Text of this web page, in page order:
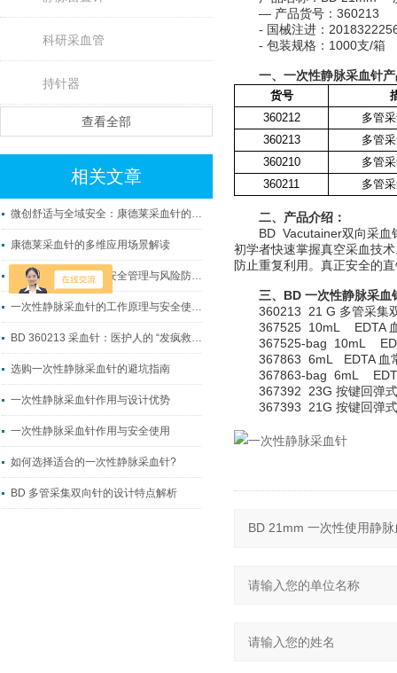
科研采血管
持针器
查看全部
相关文章
微创舒适与全域安全：康德莱采血针的核心产品优势
康德莱采血针的多维应用场景解读
一次性静脉采血针的安全管理与风险防范策略
一次性静脉采血针的工作原理与安全使用指南
BD 360213 采血针：医护人的 “发疯救赎”｜采血不翻车
选购一次性静脉采血针的避坑指南
一次性静脉采血针作用与设计优势
一次性静脉采血针作用与安全使用
如何选择适合的一次性静脉采血针?
BD 多管采集双向针的设计特点解析
— 产品货号：360213
- 国械注进：
- 包装规格：1000支/箱
一、 一次性静脉采血针
货号
360212
多管
360213
多管
360210
多管
360211
多管
二、产品介绍：
BD Vacutainer双向采血针
初学者快速掌握真空采血技
防止重复利用。真正安全的
三、BD 一次性静脉采血
360213 21 G 多管采集
367525 10mL EDTA 血
367525-bag 10mL
367863 6mL EDTA 血
367863-bag 6mL EDTA
367392 23G 按键回弹式
367393 21G 按键回弹式